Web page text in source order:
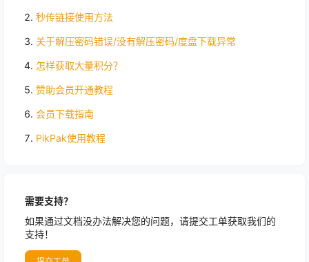
秒传链接使用方法
关于解压密码错误/没有解压密码/度盘下载异常
怎样获取大量积分？
赞助会员开通教程
会员下载指南
PikPak使用教程
需要支持？
如果通过文档没办法解决您的问题，请提交工单获取我们的
支持！